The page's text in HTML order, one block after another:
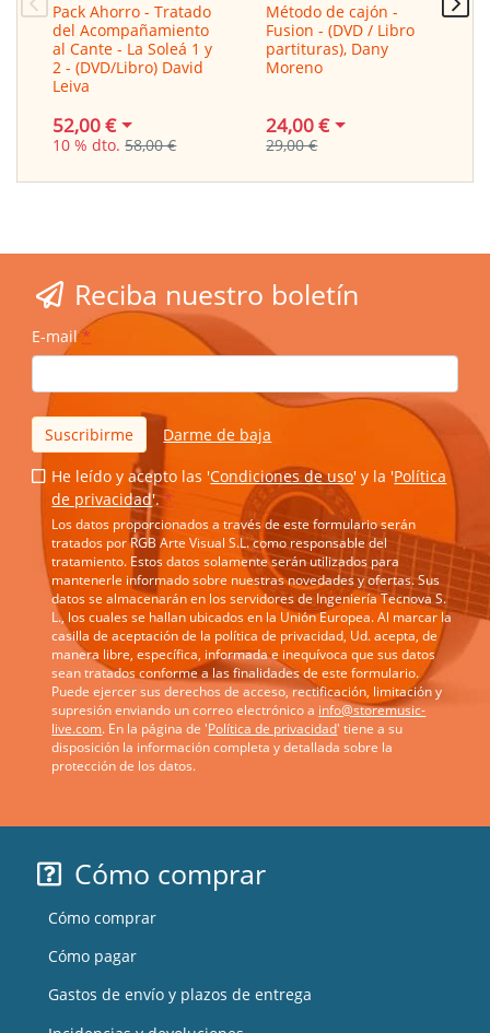
Pack Ahorro - Tratado
del Acompañamiento
al Cante - La Soleá 1 y
2 - (DVD/Libro) David
Leiva
52,00 €
10 % dto. 58,00 €
Método de cajón -
Fusion - (DVD / Libro
partituras), Dany
Moreno
24,00 €
29,00 €
Reciba nuestro boletín
E-mail *
Suscribirme Darme de baja
He leído y acepto las 'Condiciones de uso' y la 'Política
de privacidad'. *
Los datos proporcionados a través de este formulario serán
tratados por RGB Arte Visual S.L. como responsable del
tratamiento. Estos datos solamente serán utilizados para
mantenerle informado sobre nuestras novedades y ofertas. Sus
datos se almacenarán en los servidores de Ingeniería Tecnova S.
L., los cuales se hallan ubicados en la Unión Europea. Al marcar la
casilla de aceptación de la política de privacidad, Ud. acepta, de
manera libre, específica, informada e inequívoca que sus datos
sean tratados conforme a las finalidades de este formulario.
Puede ejercer sus derechos de acceso, rectificación, limitación y
supresión enviando un correo electrónico a info@storemusic-
live.com. En la página de 'Política de privacidad' tiene a su
disposición la información completa y detallada sobre la
protección de los datos.
Cómo comprar
Cómo comprar
Cómo pagar
Gastos de envío y plazos de entrega